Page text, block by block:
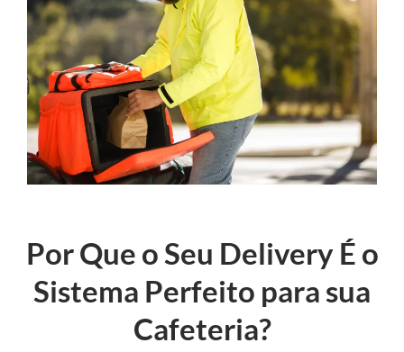
Por Que o Seu Delivery É o
Sistema Perfeito para sua
Cafeteria?